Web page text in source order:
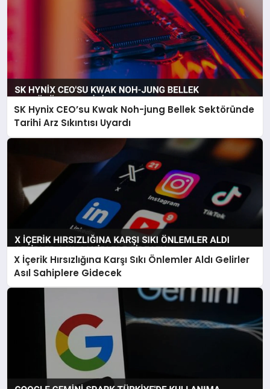
SK Hynix CEO’su Kwak Noh-jung Bellek Sektöründe
Tarihi Arz Sıkıntısı Uyardı
X İçerik Hırsızlığına Karşı Sıkı Önlemler Aldı Gelirler
Asıl Sahiplere Gidecek